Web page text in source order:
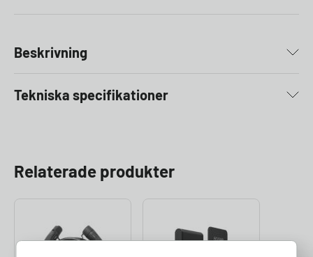
Beskrivning
Tekniska specifikationer
Relaterade produkter